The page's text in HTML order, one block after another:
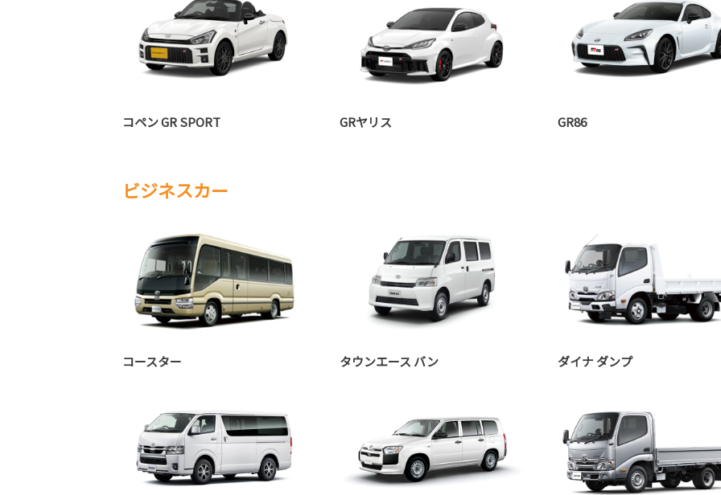
コペン GR SPORT GRヤリス GR86
ビジネスカー
コースター タウンエース バン ダイナ ダンプ